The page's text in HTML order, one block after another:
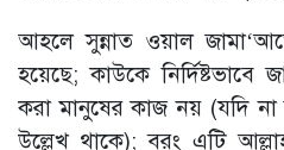
আহলে সুন্নাত ওয়াল
হয়েছে; কাউকে নির্দিষ্টভাবে
করা মানুষের কাজ নয় (যদি না
উল্লেখ থাকে); বরং এটি